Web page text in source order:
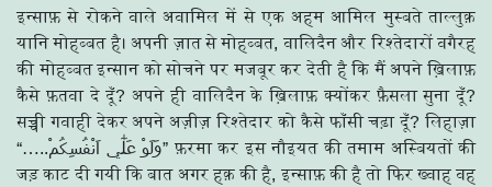
इन्साफ़ से रोकने वाले अवामिल में से एक अहम आमिल मुस्बते ताल्लुक़
यानि मोहब्बत है। अपनी ज़ात से मोहब्बत, वालिदैन और रिश्तेदारों वगैरह
की मोहब्बत इन्सान को सोचने पर मजबूर कर देती है कि मैं अपने ख़िलाफ़
कैसे फ़तवा दे दूँ? अपने ही वालिदैन के ख़िलाफ़ क्योंकर फ़ैसला सुना दूँ?
सच्ची गवाही देकर अपने अज़ीज़ रिश्तेदार को कैसे फाँसी चढ़ा दूँ? लिहाज़ा
“…..وَلَوْ عَلٰٓي اَنْفُسِكُمْ” फ़रमा कर इस नौइयत की तमाम अस्बियतों की
जड़ काट दी गयी कि बात अगर हक़ की है, इन्साफ़ की है तो फिर ख्वाह वह